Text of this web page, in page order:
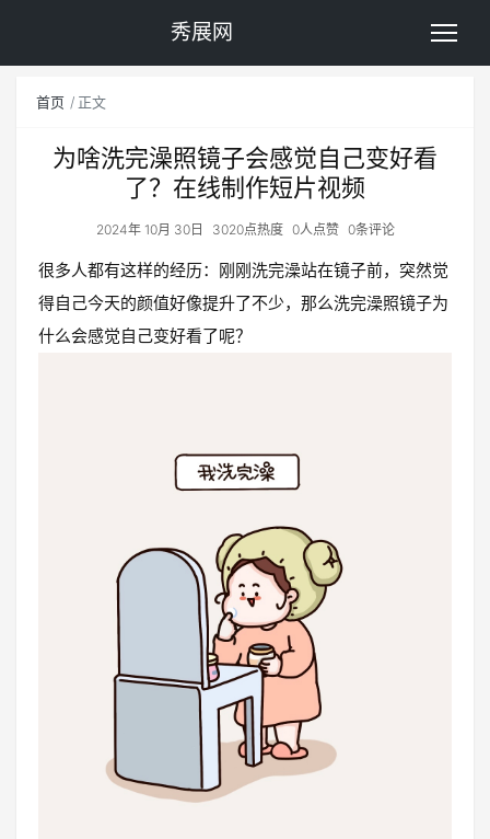
秀展网
首页 正文
为啥洗完澡照镜子会感觉自己变好看
了？在线制作短片视频
2024年 10月 30日 3020点热度 0人点赞 0条评论
很多人都有这样的经历：刚刚洗完澡站在镜子前，突然觉
得自己今天的颜值好像提升了不少，那么洗完澡照镜子为
什么会感觉自己变好看了呢？